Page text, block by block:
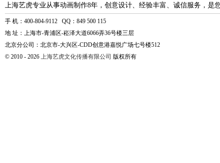
上海艺虎专业从事动画制作8年，创意设计、经验丰富、诚信服务，是
手 机：400-804-9112 QQ：849 500 115
地 址：上海市-青浦区-崧泽大道6066弄36号楼三层
北京分公司：北京市-大兴区-CDD创意港嘉悦广场七号楼512
© 2010 - 2026 上海艺虎文化传播有限公司 版权所有